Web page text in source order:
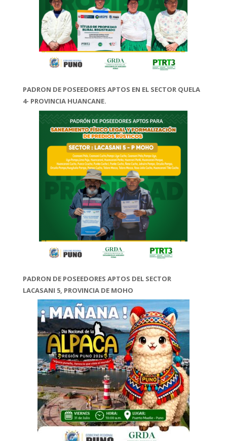
PADRON DE POSEEDORES APTOS EN EL SECTOR QUELA
4- PROVINCIA HUANCANE.
PADRON DE POSEEDORES APTOS DEL SECTOR
LACASANI 5, PROVINCIA DE MOHO